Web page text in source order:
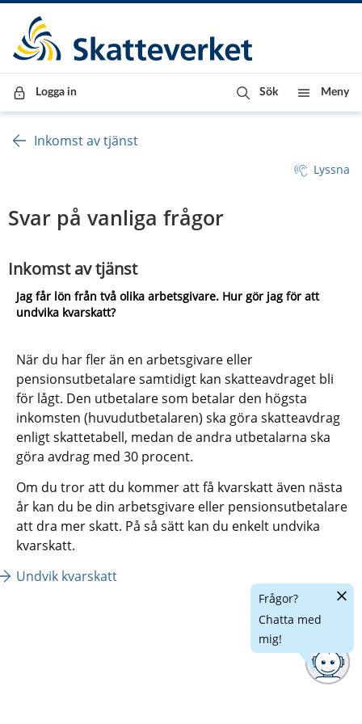
Till innehåll
Till navigationen
Till chattrobot
Logga in Sök Meny
Inkomst av tjänst
Lyssna
Svar på vanliga frågor
Inkomst av tjänst
Jag får lön från två olika arbetsgivare. Hur gör jag för att
undvika kvarskatt?
När du har fler än en arbetsgivare eller
pensionsutbetalare samtidigt kan skatteavdraget bli
för lågt. Den utbetalare som betalar den högsta
inkomsten (huvudutbetalaren) ska göra skatteavdrag
enligt skattetabell, medan de andra utbetalarna ska
göra avdrag med 30 procent.
Om du tror att du kommer att få kvarskatt även nästa
år kan du be din arbetsgivare eller pensionsutbetalare
att dra mer skatt. På så sätt kan du enkelt undvika
kvarskatt.
Undvik kvarskatt
Frågor?
Chatta med
mig!
Dölj